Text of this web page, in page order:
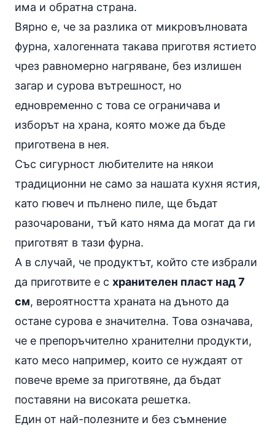
има и обратна страна.
Вярно е, че за разлика от микровълновата
фурна, халогенната такава приготвя ястието
чрез равномерно нагряване, без излишен
загар и сурова вътрешност, но
едновременно с това се ограничава и
изборът на храна, която може да бъде
приготвена в нея.
Със сигурност любителите на някои
традиционни не само за нашата кухня ястия,
като гювеч и пълнено пиле, ще бъдат
разочаровани, тъй като няма да могат да ги
приготвят в тази фурна.
А в случай, че продуктът, който сте избрали
да приготвите е с хранителен пласт над 7
см, вероятността храната на дъното да
остане сурова е значителна. Това означава,
че е препоръчително хранителни продукти,
като месо например, които се нуждаят от
повече време за приготвяне, да бъдат
поставяни на високата решетка.
Един от най-полезните и без съмнение